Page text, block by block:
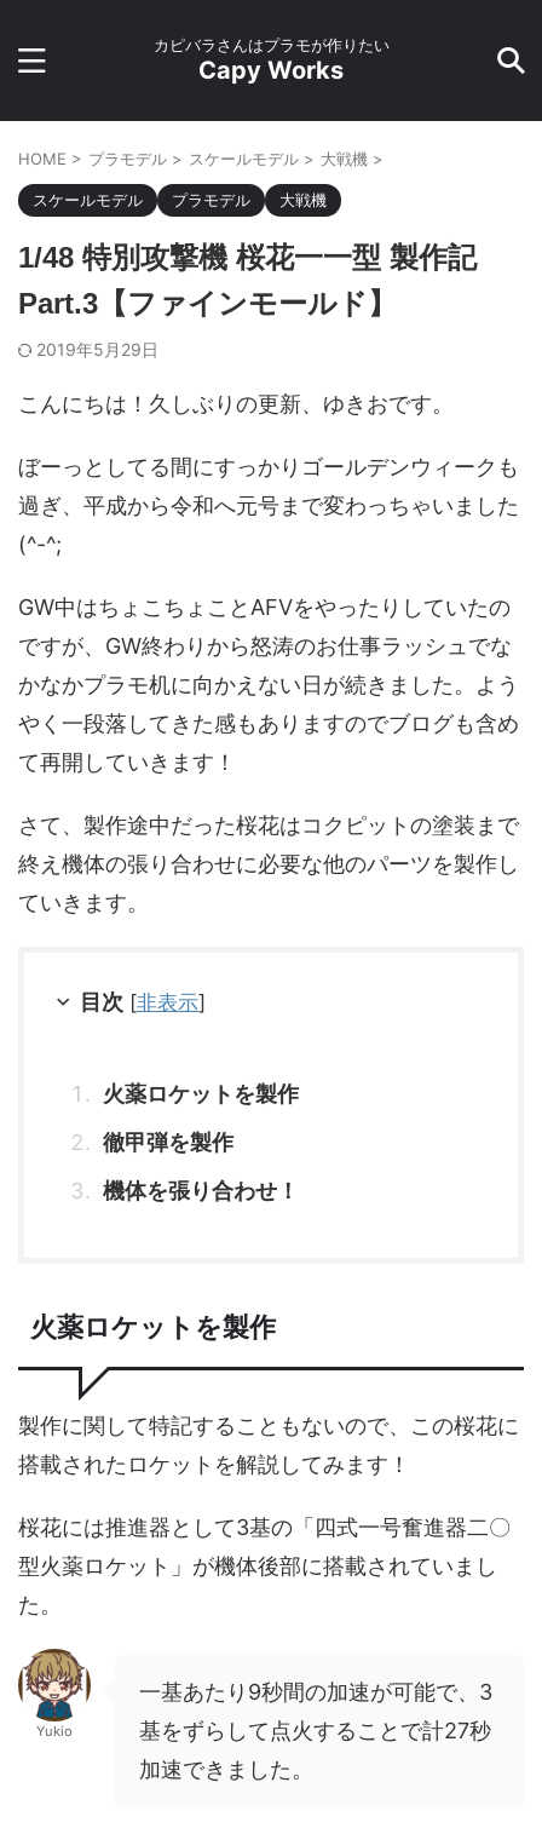
カピバラさんはプラモが作りたい
Capy Works
HOME > プラモデル > スケールモデル > 大戦機 >
スケールモデル プラモデル 大戦機
1/48 特別攻撃機 桜花一一型 製作記
Part.3【ファインモールド】
2019年5月29日
こんにちは！久しぶりの更新、ゆきおです。
ぼーっとしてる間にすっかりゴールデンウィークも
過ぎ、平成から令和へ元号まで変わっちゃいました
(^-^;
GW中はちょこちょことAFVをやったりしていたの
ですが、GW終わりから怒涛のお仕事ラッシュでな
かなかプラモ机に向かえない日が続きました。よう
やく一段落してきた感もありますのでブログも含め
て再開していきます！
さて、製作途中だった桜花はコクピットの塗装まで
終え機体の張り合わせに必要な他のパーツを製作し
ていきます。
目次 [非表示]
火薬ロケットを製作
徹甲弾を製作
機体を張り合わせ！
火薬ロケットを製作
製作に関して特記することもないので、この桜花に
搭載されたロケットを解説してみます！
桜花には推進器として3基の「四式一号奮進器二〇
型火薬ロケット」が機体後部に搭載されていまし
た。
Yukio
一基あたり9秒間の加速が可能で、3
基をずらして点火することで計27秒
加速できました。